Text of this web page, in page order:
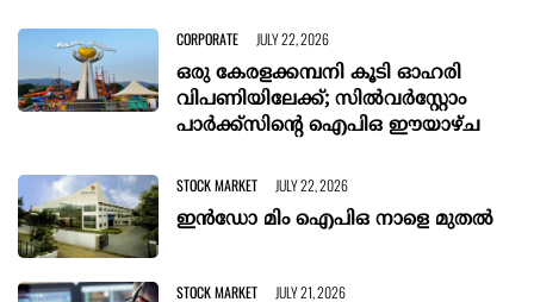
CORPORATE JULY 22, 2026
ഒരു കേരളക്കമ്പനി കൂടി ഓഹരി
വിപണിയിലേക്ക്; സിൽവർസ്റ്റോം
പാർക്ക്സിന്റെ ഐപിഒ ഈയാഴ്ച
STOCK MARKET JULY 22, 2026
ഇന്‍ഡോ മിം ഐപിഒ നാളെ മുതല്‍
STOCK MARKET JULY 21, 2026